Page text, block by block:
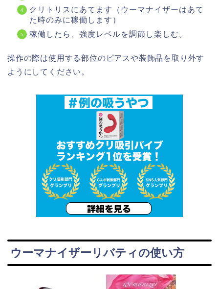
クリトリスにあてます（ウーマナイザーはあて
た時のみに稼働します）
稼働したら、強度レベルを調節し楽しむ。
操作の際は使用する部位のピアスや装飾品を取り外す
ようにしてください。
ウーマナイザーリバティの使い方